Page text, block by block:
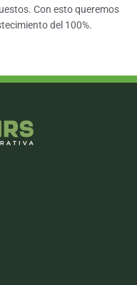
Con esto queremos
del 100%.